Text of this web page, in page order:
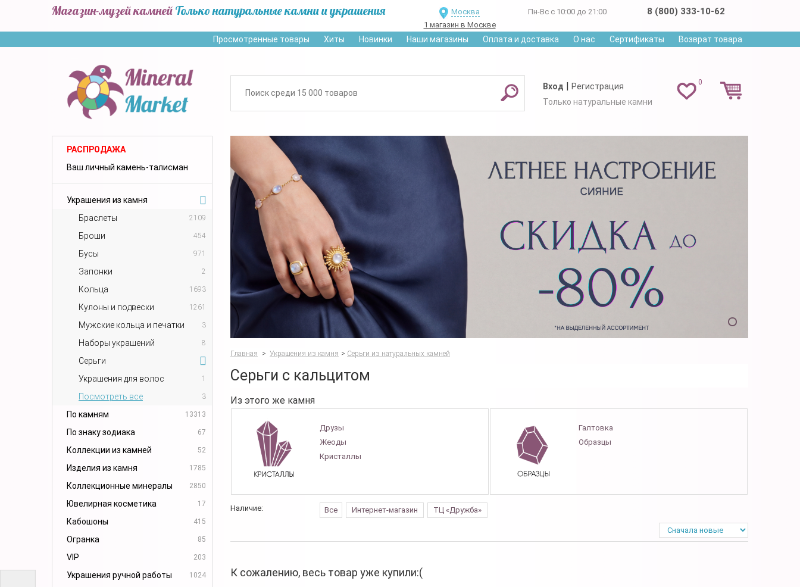
Магазин-музей камней Только натуральные камни и украшения
Москва
1 магазин в Москве
Пн-Вс с 10:00 до 21:00 8 (800) 333-10-62
Просмотренные товары Хиты Новинки Наши магазины Оплата и доставка О нас Сертификаты Возврат товара
0
Вход | Регистрация
Только натуральные камни
РАСПРОДАЖА
Ваш личный камень-талисман
Украшения из камня
Браслеты
2109
Броши 454
Бусы 971
Запонки 2
Кольца 1693
Кулоны и подвески 1261
Мужские кольца и печатки 3
Наборы украшений 8
Серьги
Украшения для волос
1
Посмотреть все 3
По камням 13313
По знаку зодиака 67
Коллекции из камней 52
Изделия из камня 1785
Коллекционные минералы 2850
Ювелирная косметика 17
Кабошоны 415
Огранка 85
VIP 203
Украшения ручной работы 1024
Главная > Украшения из камня > Серьги из натуральных камней
Серьги с кальцитом
Из этого же камня
Друзы
Жеоды
Кристаллы
Галтовка
Образцы
Наличие: Все Интернет-магазин ТЦ «Дружба»
К сожалению, весь товар уже купили:(